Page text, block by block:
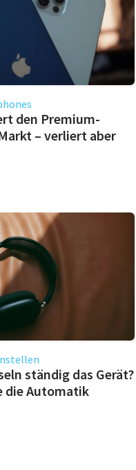
den Premium-
– verliert aber
ständig das Gerät?
die Automatik